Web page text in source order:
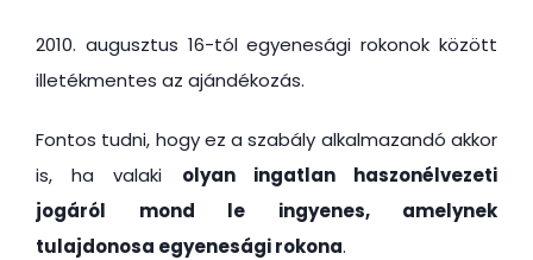
2010. augusztus 16-tól egyenesági rokonok között
illetékmentes az ajándékozás.
Fontos tudni, hogy ez a szabály alkalmazandó akkor
is, ha valaki olyan ingatlan haszonélvezeti
jogáról mond le ingyenes, amelynek
tulajdonosa egyenesági rokona.